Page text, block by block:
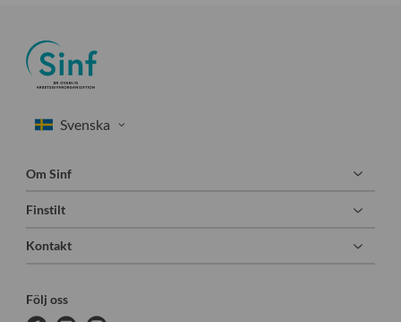
Om Sinf
Finstilt
Kontakt
Följ oss